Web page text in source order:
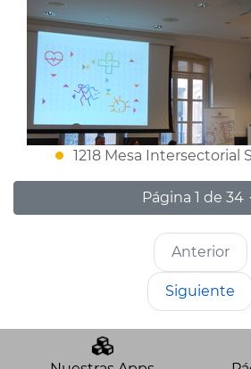
1218 Mesa Intersectorial
Página 1 de 34
Anterior
Siguiente